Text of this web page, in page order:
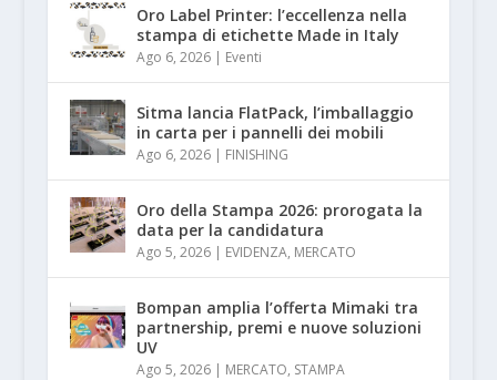
Oro Label Printer: l’eccellenza nella
stampa di etichette Made in Italy
Ago 6, 2026| Eventi
Sitma lancia FlatPack, l’imballaggio
in carta per i pannelli dei mobili
Ago 6, 2026| FINISHING
Oro della Stampa 2026: prorogata la
data per la candidatura
Ago 5, 2026| EVIDENZA, MERCATO
Bompan amplia l’offerta Mimaki tra
partnership, premi e nuove soluzioni
UV
Ago 5, 2026| MERCATO, STAMPA